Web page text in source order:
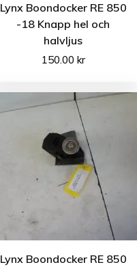
Lynx Boondocker RE 850
-18 Knapp hel och
halvljus
150.00 kr
Lynx Boondocker RE 850